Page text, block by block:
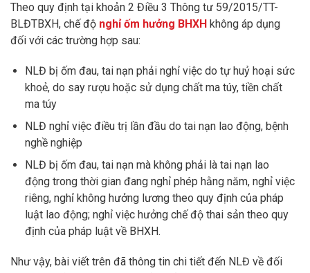
Theo quy định tại khoản 2 Điều 3 Thông tư 59/2015/TT-
BLĐTBXH, chế độ nghỉ ốm hưởng BHXH không áp dụng
đối với các trường hợp sau:
NLĐ bị ốm đau, tai nạn phải nghỉ việc do tự huỷ hoại sức
khoẻ, do say rượu hoặc sử dụng chất ma túy, tiền chất
ma túy
NLĐ nghỉ việc điều trị lần đầu do tai nạn lao động, bệnh
nghề nghiệp
NLĐ bị ốm đau, tai nạn mà không phải là tai nạn lao
động trong thời gian đang nghỉ phép hằng năm, nghỉ việc
riêng, nghỉ không hưởng lương theo quy định của pháp
luật lao động; nghỉ việc hưởng chế độ thai sản theo quy
định của pháp luật về BHXH.
Như vậy, bài viết trên đã thông tin chi tiết đến NLĐ về đối